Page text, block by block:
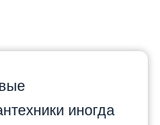
иногда